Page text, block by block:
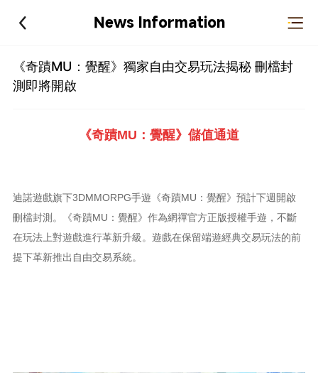
News Information
《奇蹟MU：覺醒》獨家自由交易玩法揭秘 刪檔封
測即將開啟
《奇蹟MU：覺醒》儲值通道
迪諾遊戲旗下3DMMORPG手遊《奇蹟MU：覺醒》預計下週開啟
刪檔封測。《奇蹟MU：覺醒》作為網禪官方正版授權手遊，不斷
在玩法上對遊戲進行革新升級。遊戲在保留端遊經典交易玩法的前
提下革新推出自由交易系統。